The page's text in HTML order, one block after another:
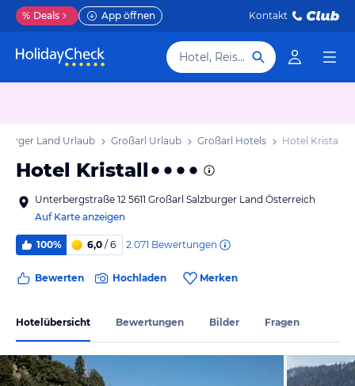
% Deals App öffnen Kontakt
Hotel, Reiseziel
Land Urlaub Großarl Urlaub Großarl Hotels Hotel Kristall
Hotel Kristall
Unterbergstraße 12 5611 Großarl Salzburger Land Österreich
Auf Karte anzeigen
100% 6,0 / 6 2.071 Bewertungen
Bewerten Hochladen Merken
Hotelübersicht Bewertungen Bilder Fragen